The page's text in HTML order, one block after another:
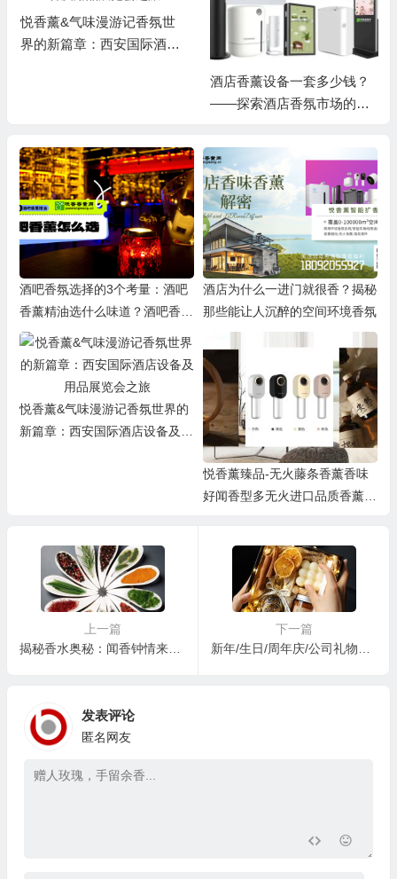
悦香薰&气味漫游记香氛世
界的新篇章：西安国际酒店
酒店香薰设备一套多少钱？
——探索酒店香氛市场的现
酒吧香氛选择的3个考量：酒吧
香薰精油选什么味道？酒吧香薰
机系统怎么配置？
酒店为什么一进门就很香？揭秘
那些能让人沉醉的空间环境香氛
悦香薰&气味漫游记香氛世界的
新篇章：西安国际酒店设备及用
悦香薰臻品-无火藤条香薰香味
好闻香型多无火进口品质香薰原
上一篇
下一篇
发表评论
匿名网友